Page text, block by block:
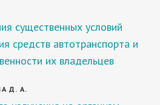
существенных условий
средств автотранспорта и
их владельцев
Д. А.